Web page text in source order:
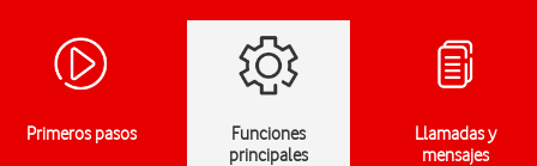
Primeros pasos
Funciones
principales
Llamadas y
mensajes